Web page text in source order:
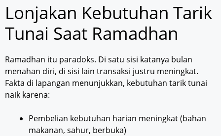
Lonjakan Kebutuhan Tarik
Tunai Saat Ramadhan
Ramadhan itu paradoks. Di satu sisi katanya bulan
menahan diri, di sisi lain transaksi justru meningkat.
Fakta di lapangan menunjukkan, kebutuhan tarik tunai
naik karena:
Pembelian kebutuhan harian meningkat (bahan
makanan, sahur, berbuka)